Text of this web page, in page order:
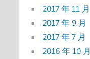
2017 年 11 月
2017 年 9 月
2017 年 7 月
2016 年 10 月